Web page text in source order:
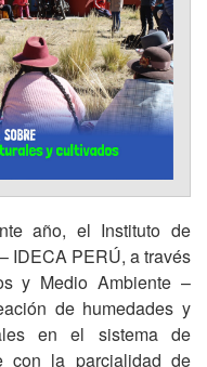
año, el Instituto de
IDECA PERÚ, a través
y Medio Ambiente –
de humedades y
en el sistema de
con la parcialidad de